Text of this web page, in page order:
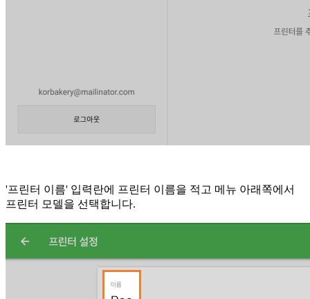
'프린터 이름' 입력란에 프린터 이름을 적고 메뉴 아래쪽에서
프린터 모델을 선택합니다.